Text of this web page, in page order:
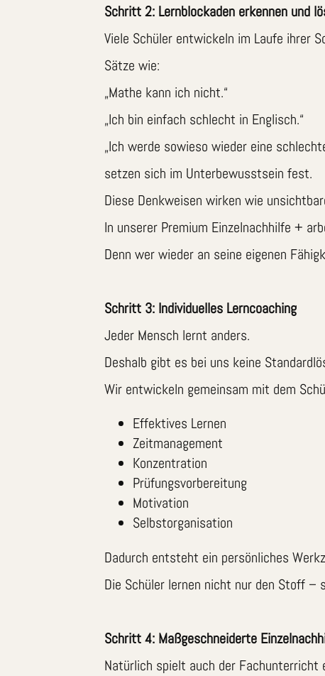
Schritt 2: Lernblockaden erkennen und
Viele Schüler entwickeln im Laufe ihrer
Sätze wie:
„Mathe kann ich nicht.“
„Ich bin einfach schlecht in Englisch.“
„Ich werde sowieso wieder eine
setzen sich im Unterbewusstsein fest.
Diese Denkweisen wirken wie
In unserer Premium Einzelnachhilfe +
Denn wer wieder an seine eigenen
Schritt 3: Individuelles Lerncoaching
Jeder Mensch lernt anders.
Deshalb gibt es bei uns keine
Wir entwickeln gemeinsam mit dem
Effektives Lernen
Zeitmanagement
Konzentration
Prüfungsvorbereitung
Motivation
Selbstorganisation
Dadurch entsteht ein persönliches
Die Schüler lernen nicht nur den Stoff –
Schritt 4: Maßgeschneiderte
Natürlich spielt auch der Fachunterricht